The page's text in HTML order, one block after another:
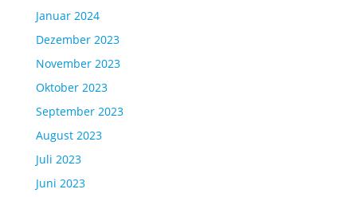
Januar 2024
Dezember 2023
November 2023
Oktober 2023
September 2023
August 2023
Juli 2023
Juni 2023